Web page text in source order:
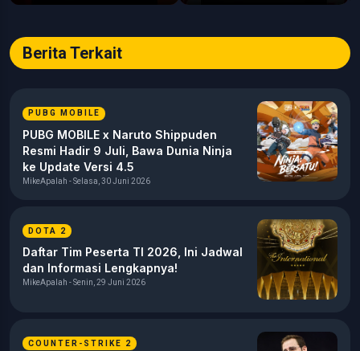
Berita Terkait
PUBG MOBILE
PUBG MOBILE x Naruto Shippuden
Resmi Hadir 9 Juli, Bawa Dunia Ninja
ke Update Versi 4.5
MikeApalah - Selasa, 30 Juni 2026
DOTA 2
Daftar Tim Peserta TI 2026, Ini Jadwal
dan Informasi Lengkapnya!
MikeApalah - Senin, 29 Juni 2026
COUNTER-STRIKE 2